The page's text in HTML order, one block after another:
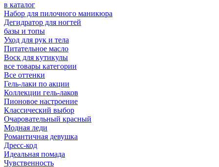
в каталог
Набор для пилочного маникюра
Дегидратор для ногтей
базы и топы
Уход для рук и тела
Питательное масло
Воск для кутикулы
все товары категории
Все оттенки
Гель-лаки по акции
Коллекции гель-лаков
Пионовое настроение
Классический выбор
Очаровательный красный
Модная леди
Романтичная девушка
Дресс-код
Идеальная помада
Чувственность